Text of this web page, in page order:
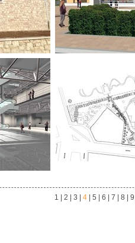
1 |2 |3 |4 |5 |6 |7 |8 |9